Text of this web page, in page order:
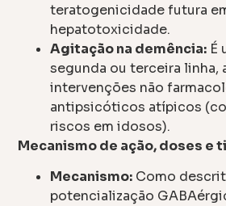
teratogenicidade futura
hepatotoxicidade.
Agitação na demência: É
segunda ou terceira linha,
intervenções não
antipsicóticos atípicos
riscos em idosos).
Mecanismo de ação, doses e
Mecanismo: Como
potencialização